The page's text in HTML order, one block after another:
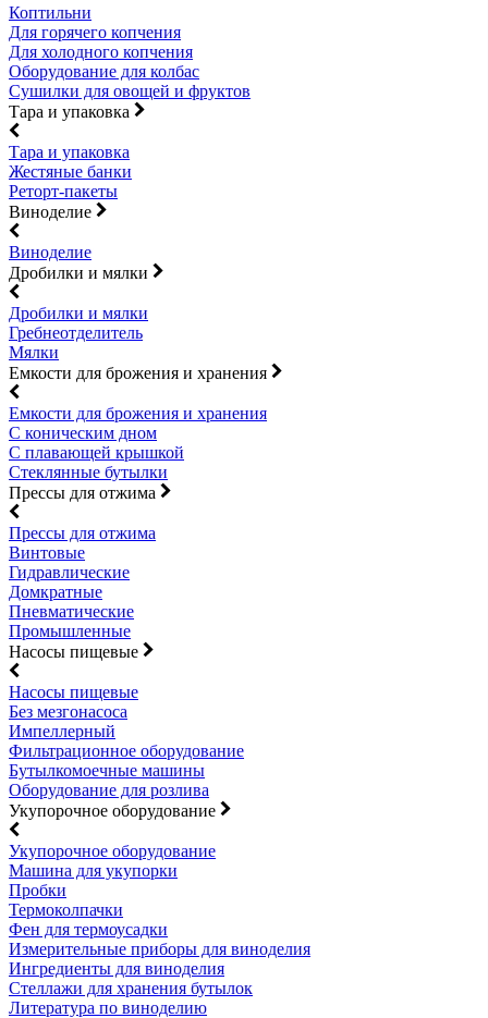
Коптильни
Для горячего копчения
Для холодного копчения
Оборудование для колбас
Сушилки для овощей и фруктов
Тара и упаковка
Тара и упаковка
Жестяные банки
Реторт-пакеты
Виноделие
Виноделие
Дробилки и мялки
Дробилки и мялки
Гребнеотделитель
Мялки
Емкости для брожения и хранения
Емкости для брожения и хранения
С коническим дном
С плавающей крышкой
Стеклянные бутылки
Прессы для отжима
Прессы для отжима
Винтовые
Гидравлические
Домкратные
Пневматические
Промышленные
Насосы пищевые
Насосы пищевые
Без мезгонасоса
Импеллерный
Фильтрационное оборудование
Бутылкомоечные машины
Оборудование для розлива
Укупорочное оборудование
Укупорочное оборудование
Машина для укупорки
Пробки
Термоколпачки
Фен для термоусадки
Измерительные приборы для виноделия
Ингредиенты для виноделия
Стеллажи для хранения бутылок
Литература по виноделию